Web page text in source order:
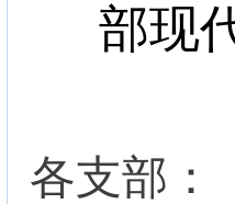
部现
各支部：